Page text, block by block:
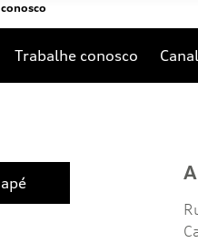
Trabalhe conosco